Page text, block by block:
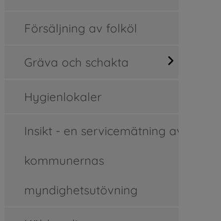
Försäljning av folköl
Gräva och schakta
Hygienlokaler
Insikt - en servicemätning av
kommunernas
myndighetsutövning